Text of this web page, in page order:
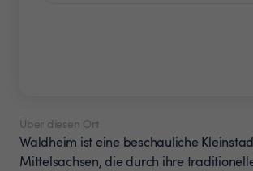
Über diesen Ort
Waldheim ist eine beschauliche
Mittelsachsen, die durch ihre